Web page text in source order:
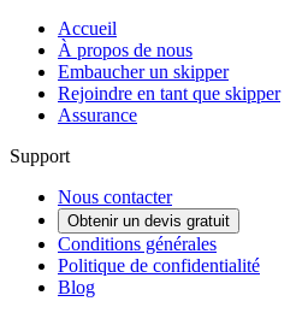
Accueil
À propos de nous
Embaucher un skipper
Rejoindre en tant que skipper
Assurance
Support
Nous contacter
Obtenir un devis gratuit
Conditions générales
Politique de confidentialité
Blog